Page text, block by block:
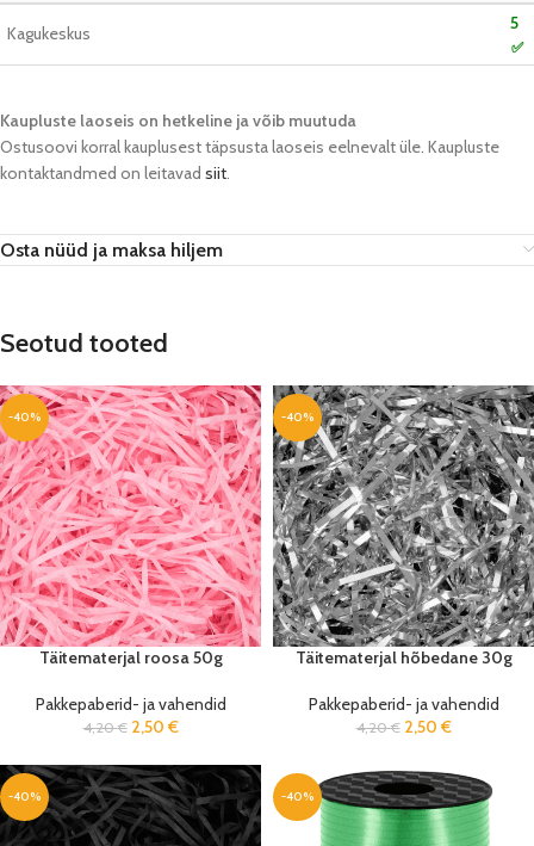
Kagukeskus 5
✅
Kaupluste laoseis on hetkeline ja võib muutuda​
Ostusoovi korral kauplusest täpsusta laoseis eelnevalt üle. Kaupluste
kontaktandmed on leitavad siit.
Osta nüüd ja maksa hiljem
Seotud tooted
-40%
Täitematerjal roosa 50g
Pakkepaberid- ja vahendid
4,20€ 2,50 €
-40%
Täitematerjal hõbedane 30g
Pakkepaberid- ja vahendid
4,20€ 2,50 €
-40% -40%